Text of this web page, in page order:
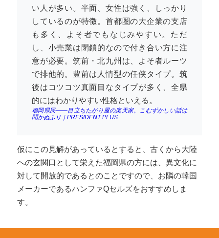
い人が多い。半面、女性は強く、しっかり
しているのが特徴。首都圏の大企業の支店
も多く、よそ者でもなじみやすい。ただ
し、小売業は閉鎖的なので付き合い方に注
意が必要。筑前・北九州は、よそ者ルーツ
で排他的。豊前は人情型の任侠タイプ。筑
後はコツコツ真面目なタイプが多く、全県
的にはわかりやすい性格といえる。
福岡県民――目立ちたがり屋の楽天家。こむずかしい話は
聞かぬふり｜PRESIDENT PLUS
仮にこの見解があっているとすると、古くから大陸
への玄関口として栄えた福岡県の方には、異文化に
対して開放的であるとのことですので、お隣の韓国
メーカーであるハンファQセルズをおすすめしま
す。